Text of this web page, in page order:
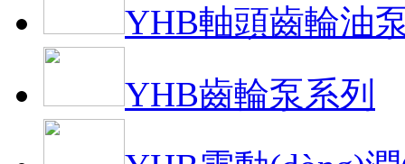
YHB軸頭齒輪油
YHB齒輪泵系列